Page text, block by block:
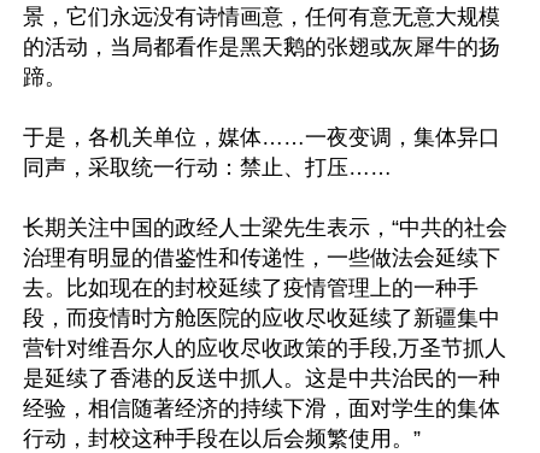
景，它们永远没有诗情画意，任何有意无意大规模
的活动，当局都看作是黑天鹅的张翅或灰犀牛的扬
蹄。
于是，各机关单位，媒体……一夜变调，集体异口
同声，采取统一行动：禁止、打压……
长期关注中国的政经人士梁先生表示，“中共的社会
治理有明显的借鉴性和传递性，一些做法会延续下
去。比如现在的封校延续了疫情管理上的一种手
段，而疫情时方舱医院的应收尽收延续了新疆集中
营针对维吾尔人的应收尽收政策的手段,万圣节抓人
是延续了香港的反送中抓人。这是中共治民的一种
经验，相信随著经济的持续下滑，面对学生的集体
行动，封校这种手段在以后会频繁使用。”